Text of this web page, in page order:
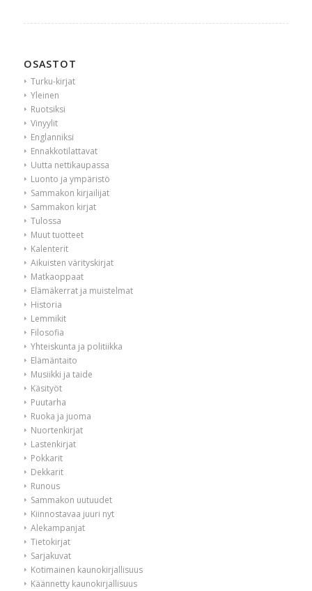
OSASTOT
Turku-kirjat
Yleinen
Ruotsiksi
Vinyylit
Englanniksi
Ennakkotilattavat
Uutta nettikaupassa
Luonto ja ympäristö
Sammakon kirjailijat
Sammakon kirjat
Tulossa
Muut tuotteet
Kalenterit
Aikuisten värityskirjat
Matkaoppaat
Elämäkerrat ja muistelmat
Historia
Lemmikit
Filosofia
Yhteiskunta ja politiikka
Elämäntaito
Musiikki ja taide
Käsityöt
Puutarha
Ruoka ja juoma
Nuortenkirjat
Lastenkirjat
Pokkarit
Dekkarit
Runous
Sammakon uutuudet
Kiinnostavaa juuri nyt
Alekampanjat
Tietokirjat
Sarjakuvat
Kotimainen kaunokirjallisuus
Käännetty kaunokirjallisuus